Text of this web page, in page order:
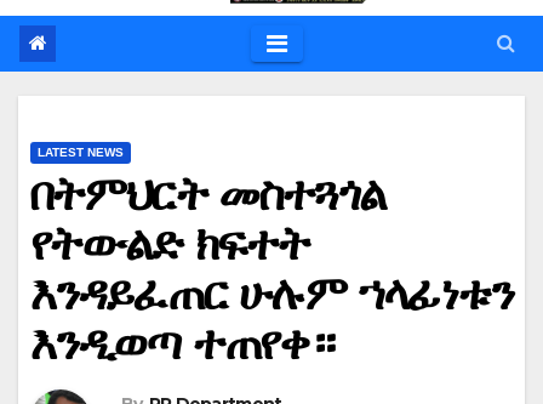
LATEST NEWS
በትምህርት መስተጓጎል
የትውልድ ክፍተት
እንዳይፈጠር ሁሉም ኀላፊነቱን
እንዲወጣ ተጠየቀ።